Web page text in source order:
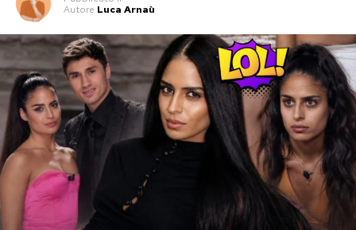
Autore Luca Arnaù